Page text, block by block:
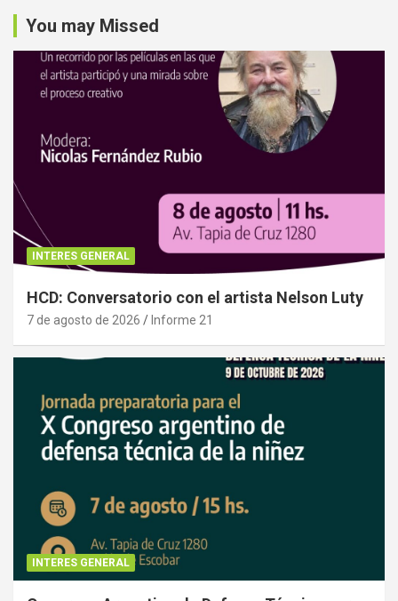
You may Missed
INTERES GENERAL
HCD: Conversatorio con el artista Nelson Luty
7 de agosto de 2026 Informe 21
INTERES GENERAL